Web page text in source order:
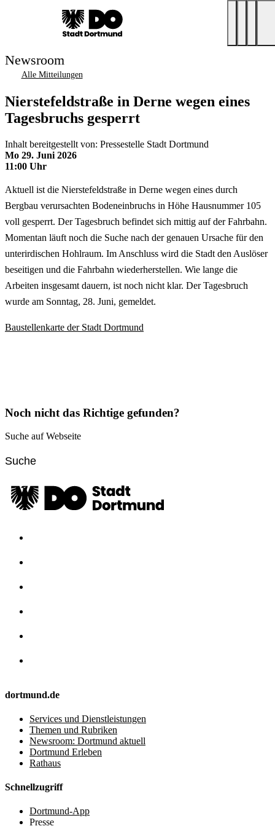
Newsroom
Alle Mitteilungen
Nierstefeldstraße in Derne wegen eines
Tagesbruchs gesperrt
Inhalt bereitgestellt von: Pressestelle Stadt Dortmund
Mo 29. Juni 2026
11:00 Uhr
Aktuell ist die Nierstefeldstraße in Derne wegen eines durch
Bergbau verursachten Bodeneinbruchs in Höhe Hausnummer 105
voll gesperrt. Der Tagesbruch befindet sich mittig auf der Fahrbahn.
Momentan läuft noch die Suche nach der genauen Ursache für den
unterirdischen Hohlraum. Im Anschluss wird die Stadt den Auslöser
beseitigen und die Fahrbahn wiederherstellen. Wie lange die
Arbeiten insgesamt dauern, ist noch nicht klar. Der Tagesbruch
wurde am Sonntag, 28. Juni, gemeldet.
Baustellenkarte der Stadt Dortmund
Noch nicht das Richtige gefunden?
Suche auf Webseite
dortmund.de
Services und Dienstleistungen
Themen und Rubriken
Newsroom: Dortmund aktuell
Dortmund Erleben
Rathaus
Schnellzugriff
Dortmund-App
Presse